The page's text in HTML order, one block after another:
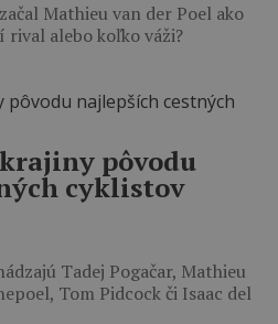
Mathieu van der Poel ako
rival alebo koľko váži?
pôvodu
cyklistov
Tadej Pogačar, Mathieu
Tom Pidcock či Isaac del